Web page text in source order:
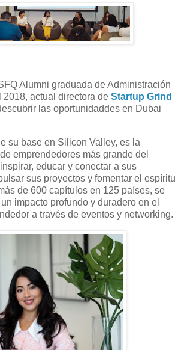
Alumni graduada de Administración
2018, actual directora de Startup Grind
las oportunidaddes en Dubai
su base en Silicon Valley, es la
emprendedores más grande del
educar y conectar a sus
sus proyectos y fomentar el espíritu
de 600 capítulos en 125 países, se
impacto profundo y duradero en el
a través de eventos y networking.